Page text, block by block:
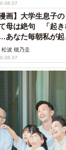
漫画】大学生息子
母は絶句 「起き
あなた毎朝私が起
松波 穂乃圭